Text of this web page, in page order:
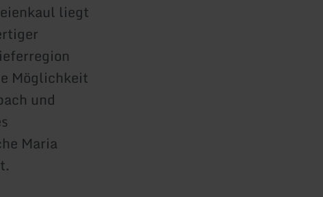
liegt
Möglichkeit
und
Maria